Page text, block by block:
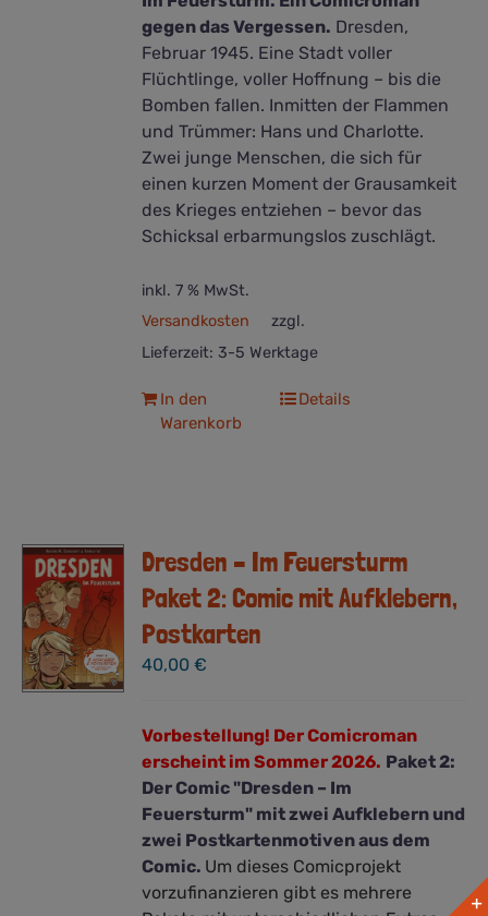
gegen das Vergessen. Dresden,
Februar 1945. Eine Stadt voller
Flüchtlinge, voller Hoffnung – bis die
Bomben fallen. Inmitten der Flammen
und Trümmer: Hans und Charlotte.
Zwei junge Menschen, die sich für
einen kurzen Moment der Grausamkeit
des Krieges entziehen – bevor das
Schicksal erbarmungslos zuschlägt.
inkl. 7 % MwSt.
zzgl.
Versandkosten
Lieferzeit: 3-5 Werktage
In den
Warenkorb
Details
Dresden – Im Feuersturm
Paket 2: Comic mit Aufklebern,
Postkarten
40,00€
Vorbestellung! Der Comicroman
erscheint im Sommer 2026. Paket 2:
Der Comic "Dresden – Im
Feuersturm" mit zwei Aufklebern und
zwei Postkartenmotiven aus dem
Comic. Um dieses Comicprojekt
vorzufinanzieren gibt es mehrere